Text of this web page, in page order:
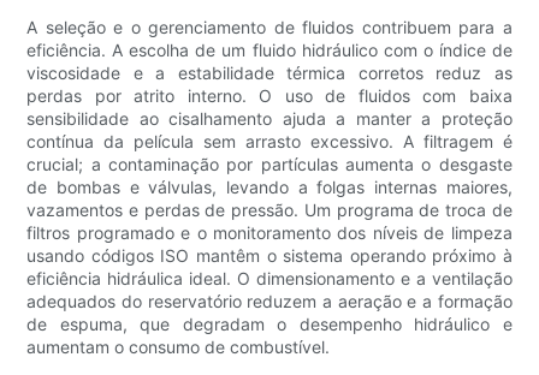
A seleção e o gerenciamento de fluidos contribuem para a
eficiência. A escolha de um fluido hidráulico com o índice de
viscosidade e a estabilidade térmica corretos reduz as
perdas por atrito interno. O uso de fluidos com baixa
sensibilidade ao cisalhamento ajuda a manter a proteção
contínua da película sem arrasto excessivo. A filtragem é
crucial; a contaminação por partículas aumenta o desgaste
de bombas e válvulas, levando a folgas internas maiores,
vazamentos e perdas de pressão. Um programa de troca de
filtros programado e o monitoramento dos níveis de limpeza
usando códigos ISO mantêm o sistema operando próximo à
eficiência hidráulica ideal. O dimensionamento e a ventilação
adequados do reservatório reduzem a aeração e a formação
de espuma, que degradam o desempenho hidráulico e
aumentam o consumo de combustível.